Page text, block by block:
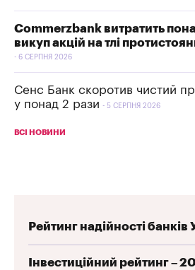
Commerzbank витратить
викуп акцій на тлі
6 СЕРПНЯ 2026
Сенс Банк скоротив чистий
у понад 2 рази
5 СЕРПНЯ 2026
ВСІ НОВИНИ
Рейтинг надійності
Інвестиційний рейтинг –